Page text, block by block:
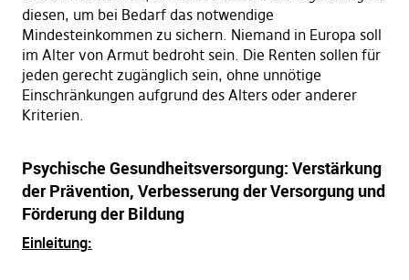
diesen, um bei Bedarf das notwendige
Mindesteinkommen zu sichern. Niemand in Europa soll
im Alter von Armut bedroht sein. Die Renten sollen für
jeden gerecht zugänglich sein, ohne unnötige
Einschränkungen aufgrund des Alters oder anderer
Kriterien.
Psychische Gesundheitsversorgung: Verstärkung
der Prävention, Verbesserung der Versorgung und
Förderung der Bildung
Einleitung: